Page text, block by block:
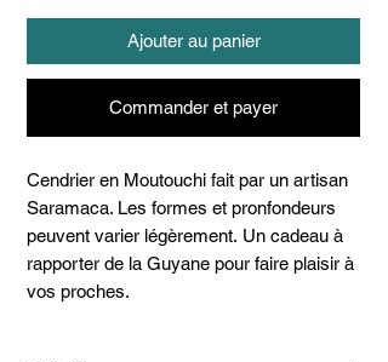
Ajouter au panier
Commander et payer
Cendrier en Moutouchi fait par un artisan
Saramaca. Les formes et pronfondeurs
peuvent varier légèrement. Un cadeau à
rapporter de la Guyane pour faire plaisir à
vos proches.